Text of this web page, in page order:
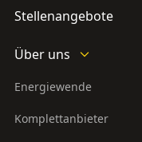
Stellenangebote
Über uns
Energiewende
Komplettanbieter